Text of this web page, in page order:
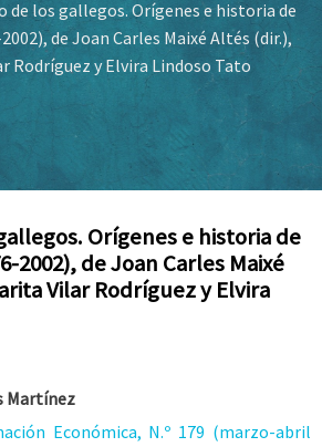
de los gallegos. Orígenes e historia de
de Joan Carles Maixé Altés (dir.),
Rodríguez y Elvira Lindoso Tato
Orígenes e historia de
2002), de Joan Carles Maixé
Vilar Rodríguez y Elvira
Martínez
Económica, N.º 179 (marzo-abril